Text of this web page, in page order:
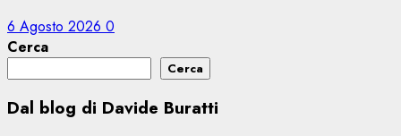
6 Agosto 2026 0
Cerca
Cerca
Dal blog di Davide Buratti